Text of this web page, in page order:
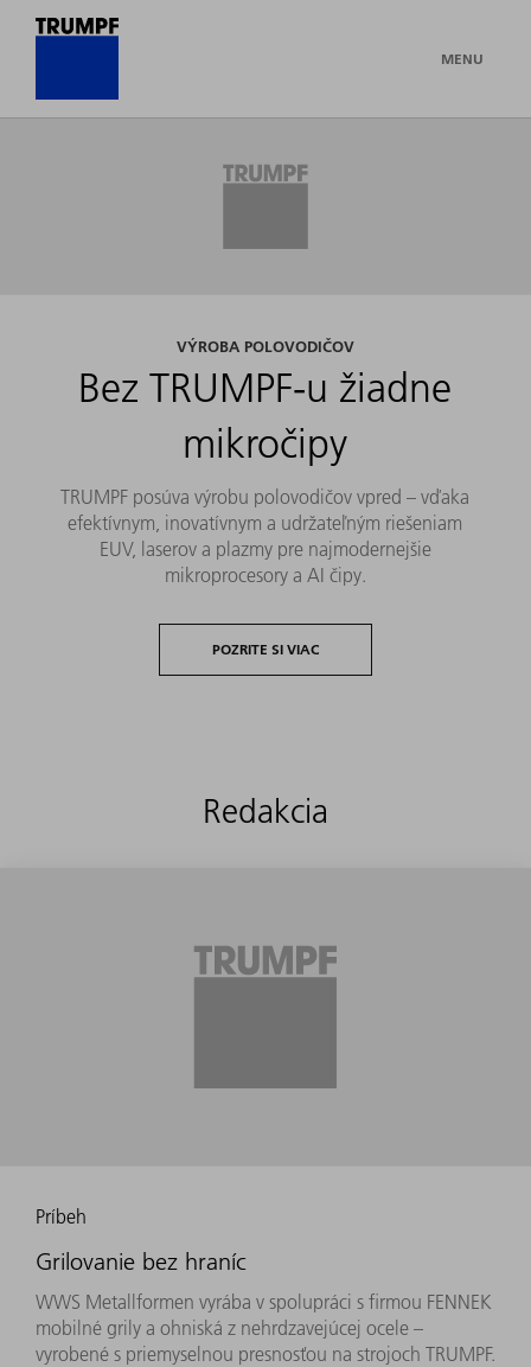
MENU
VÝROBA POLOVODIČOV
Bez TRUMPF-u žiadne
mikročipy
TRUMPF posúva výrobu polovodičov vpred – vďaka
efektívnym, inovatívnym a udržateľným riešeniam
EUV, laserov a plazmy pre najmodernejšie
mikroprocesory a AI čipy.
POZRITE SI VIAC
Redakcia
Príbeh
Grilovanie bez hraníc
WWS Metallformen vyrába v spolupráci s firmou FENNEK
mobilné grily a ohniská z nehrdzavejúcej ocele –
vyrobené s priemyselnou presnosťou na strojoch TRUMPF.